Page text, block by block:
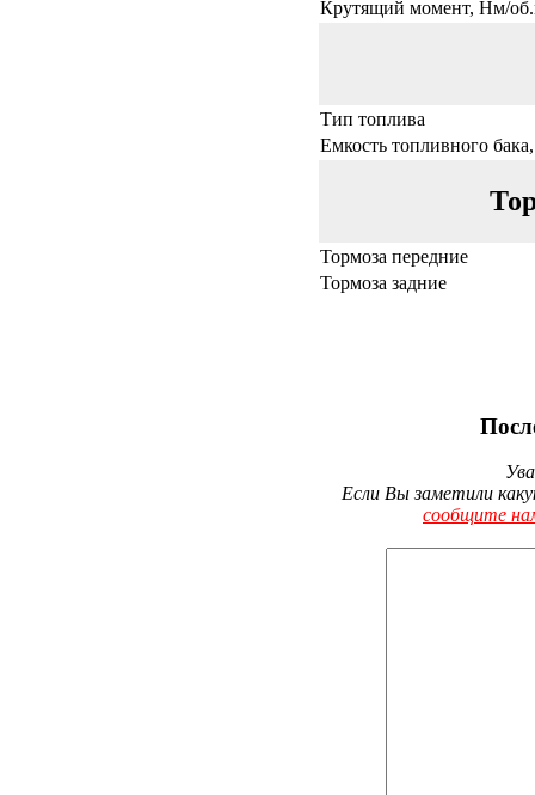
Крутящий момент, Нм/
Тип топлива
Емкость топливного
Тормоза передние
Тормоза задние
Если Вы заметили
сообщите